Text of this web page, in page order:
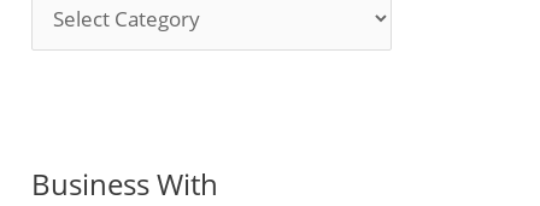
o
C
Business With